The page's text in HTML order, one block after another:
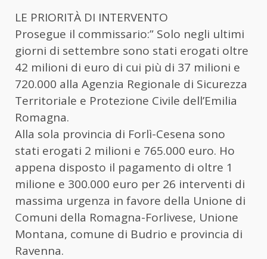
LE PRIORITÀ DI INTERVENTO
Prosegue il commissario:” Solo negli ultimi
giorni di settembre sono stati erogati oltre
42 milioni di euro di cui più di 37 milioni e
720.000 alla Agenzia Regionale di Sicurezza
Territoriale e Protezione Civile dell’Emilia
Romagna.
Alla sola provincia di Forlì-Cesena sono
stati erogati 2 milioni e 765.000 euro. Ho
appena disposto il pagamento di oltre 1
milione e 300.000 euro per 26 interventi di
massima urgenza in favore della Unione di
Comuni della Romagna-Forlivese, Unione
Montana, comune di Budrio e provincia di
Ravenna.